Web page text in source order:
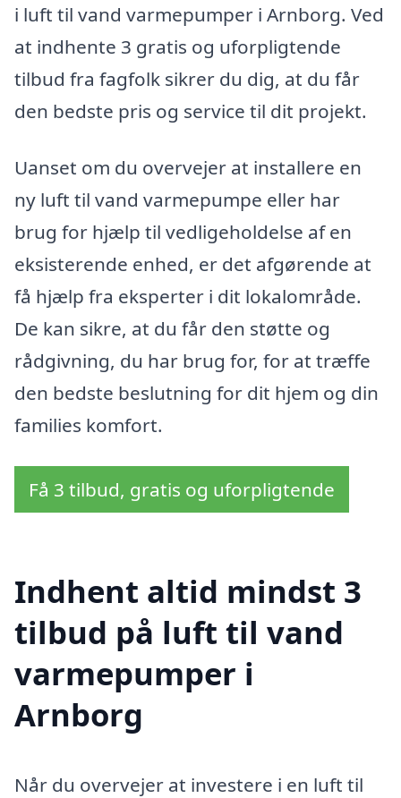
i luft til vand varmepumper i Arnborg. Ved
at indhente 3 gratis og uforpligtende
tilbud fra fagfolk sikrer du dig, at du får
den bedste pris og service til dit projekt.
Uanset om du overvejer at installere en
ny luft til vand varmepumpe eller har
brug for hjælp til vedligeholdelse af en
eksisterende enhed, er det afgørende at
få hjælp fra eksperter i dit lokalområde.
De kan sikre, at du får den støtte og
rådgivning, du har brug for, for at træffe
den bedste beslutning for dit hjem og din
families komfort.
Få 3 tilbud, gratis og uforpligtende
Indhent altid mindst 3
tilbud på luft til vand
varmepumper i
Arnborg
Når du overvejer at investere i en luft til